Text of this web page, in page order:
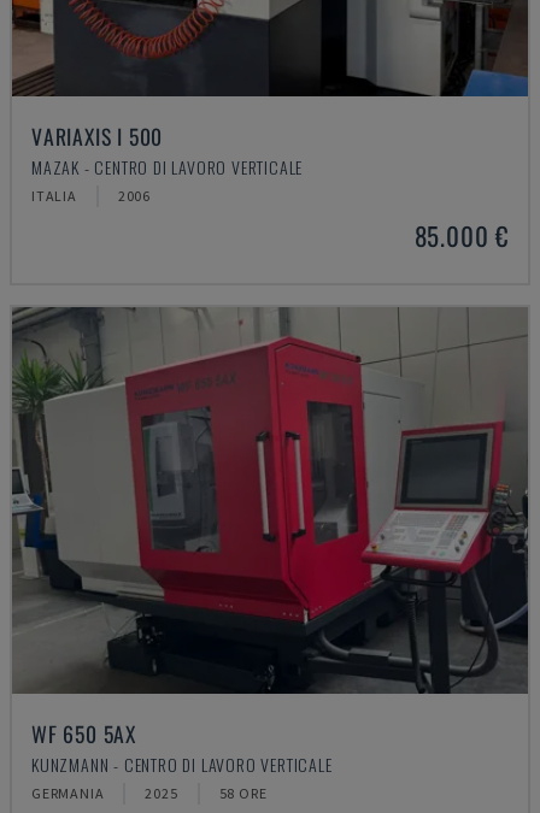
VARIAXIS I 500
MAZAK - CENTRO DI LAVORO VERTICALE
ITALIA 2006
85.000 €
WF 650 5AX
KUNZMANN - CENTRO DI LAVORO VERTICALE
GERMANIA 2025 58 ORE